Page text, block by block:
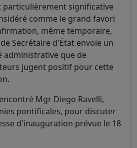
particulièrement significative
comme le grand favori
même temporaire,
Secrétaire d'État envoie un
administrative que de
jugent positif pour cette
Mgr Diego Ravelli,
pontificales, pour discuter
d'inauguration prévue le 18